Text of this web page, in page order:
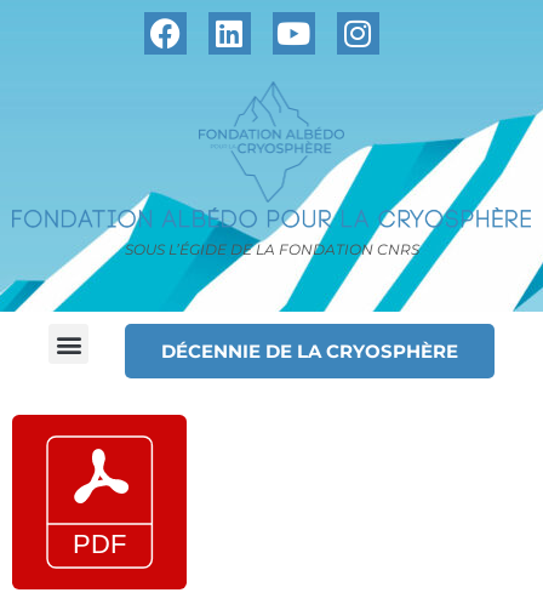
SOUS L’ÉGIDE DE LA FONDATION CNRS
DÉCENNIE DE LA CRYOSPHÈRE